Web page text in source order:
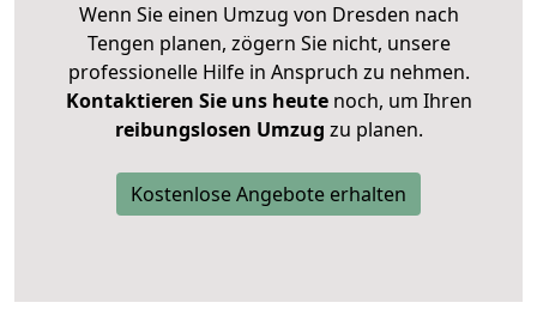
Wenn Sie einen Umzug von Dresden nach
Tengen planen, zögern Sie nicht, unsere
professionelle Hilfe in Anspruch zu nehmen.
Kontaktieren Sie uns heutenoch, um Ihren
reibungslosen Umzug zu planen.
Kostenlose Angebote erhalten